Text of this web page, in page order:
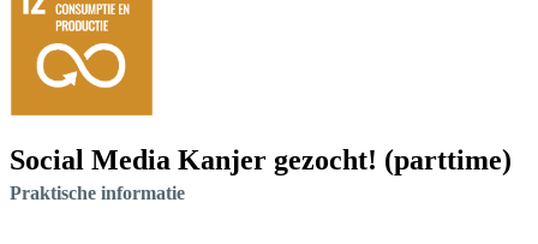
Social Media Kanjer gezocht! (parttime)
Praktische informatie